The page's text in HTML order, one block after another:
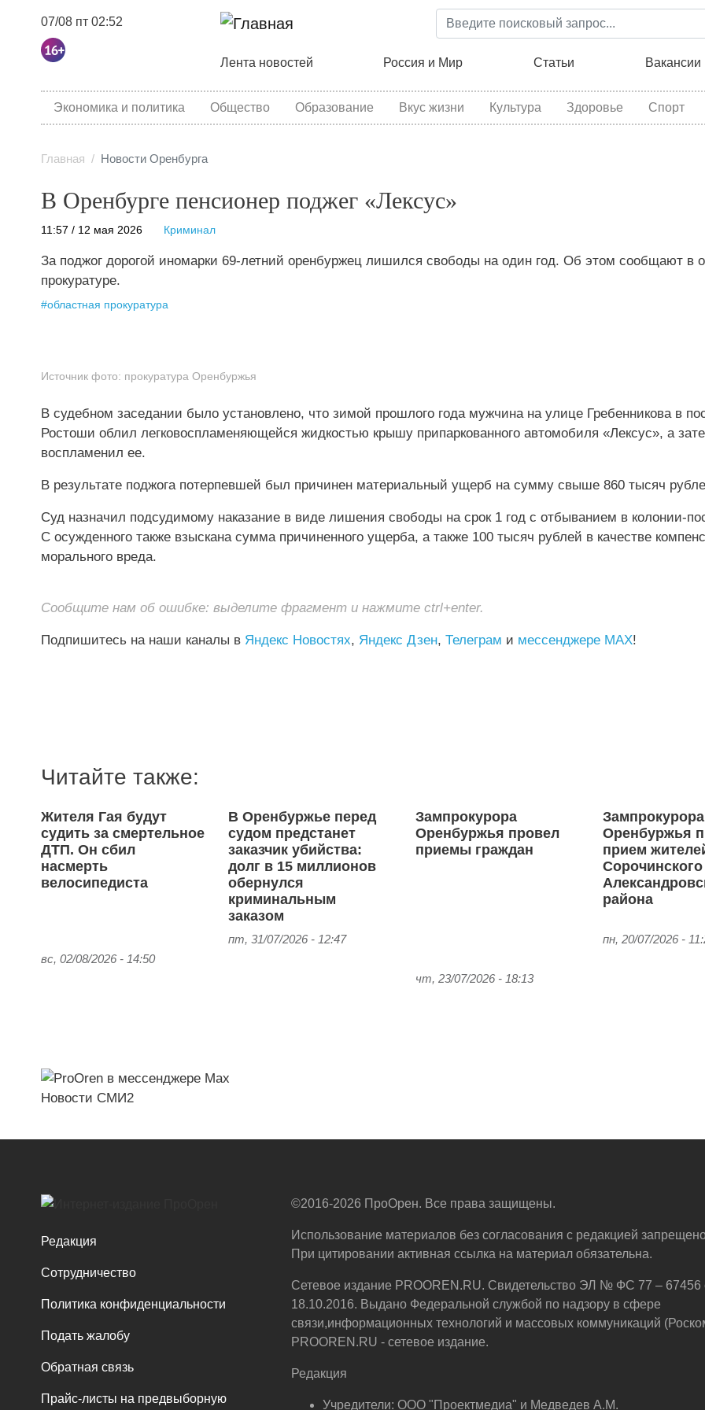
Перейти
к
содержанию
07/08 пт 02:52
Основная навигация
Лента новостей Россия и Мир Статьи Вакансии
category menu
Экономика и политика Общество Образование Вкус жизни Культура Здоровье Спорт
Главная Новости Оренбурга
В Оренбурге пенсионер поджег «Лексус»
11:57 / 12 мая 2026 Криминал
За поджог дорогой иномарки 69-летний оренбуржец лишился свободы на один год. Об этом сообщают в
прокуратуре.
#областная прокуратура
Источник фото: прокуратура Оренбуржья
В судебном заседании было установлено, что зимой прошлого года мужчина на улице Гребенникова в
Ростоши облил легковоспламеняющейся жидкостью крышу припаркованного автомобиля «Лексус», а
воспламенил ее.
В результате поджога потерпевшей был причинен материальный ущерб на сумму свыше 860 тысяч
Суд назначил подсудимому наказание в виде лишения свободы на срок 1 год с отбыванием в колонии-
С осужденного также взыскана сумма причиненного ущерба, а также 100 тысяч рублей в качестве
морального вреда.
Сообщите нам об ошибке: выделите фрагмент и нажмите ctrl+enter.
Подпишитесь на наши каналы в Яндекс Новостях, Яндекс Дзен, Телеграм и мессенджере MAX!
Читайте также:
Жителя Гая будут
судить за смертельное
ДТП. Он сбил
насмерть
велосипедиста
вс, 02/08/2026 - 14:50
В Оренбуржье перед
судом предстанет
заказчик убийства:
долг в 15 миллионов
обернулся
криминальным
заказом
пт, 31/07/2026 - 12:47
Зампрокурора
Оренбуржья провел
приемы граждан
чт, 23/07/2026 - 18:13
Зампрокурора
Оренбуржья
прием
Сорочинского
района
пн, 20/07/2026 -
Новости СМИ2
Редакция
Сотрудничество
Политика конфиденциальности
Подать жалобу
Обратная связь
Прайс-листы на предвыборную
©2016-2026 ПроОрен. Все права защищены.
Использование материалов без согласования с редакцией
При цитировании активная ссылка на материал обязательна.
Сетевое издание PROOREN.RU. Свидетельство ЭЛ № ФС 77 – 67456
18.10.2016. Выдано Федеральной службой по надзору в сфере
связи,информационных технологий и массовых коммуникаций
PROOREN.RU - сетевое издание.
Редакция
Учредители: ООО "Проектмедиа" и Медведев А.М.